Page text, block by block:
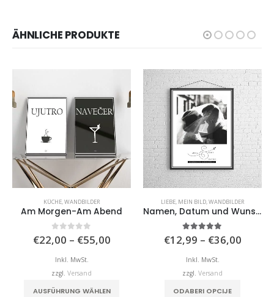
ÄHNLICHE PRODUKTE
KÜCHE,WANDBILDER
Am Morgen-Am Abend
0von 5
€22,00 – €55,00Preisspanne:
Inkl. MwSt.
zzgl. Versand
AUSFÜHRUNG WÄHLEN
LIEBE, MEIN BILD,WANDBILDER
Namen, Datum und Wunschzeile
5.00 von 5
€12,99 – €36,00
Inkl. MwSt.
zzgl. Versand
ODABERI OPCIJE